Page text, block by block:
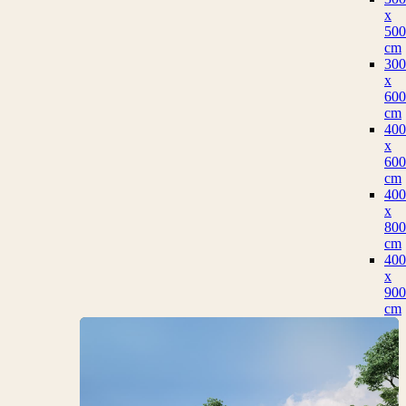
x
500
cm
300
x
600
cm
400
x
600
cm
400
x
800
cm
400
x
900
cm